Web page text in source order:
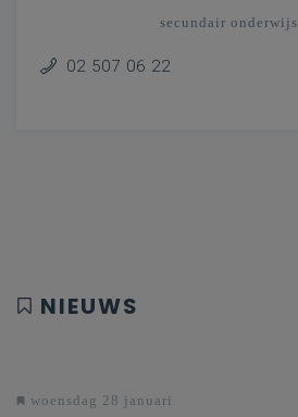
secundair onderwijs
02 507 06 22
NIEUWS
woensdag 28 januari